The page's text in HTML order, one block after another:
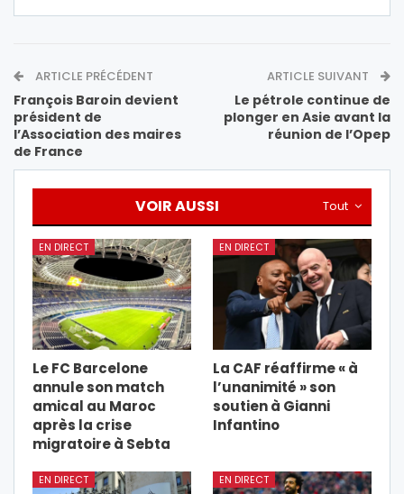
ARTICLE PRÉCÉDENT
François Baroin devient
président de
l’Association des maires
de France
ARTICLE SUIVANT
Le pétrole continue de
plonger en Asie avant la
réunion de l’Opep
Tout
VOIR AUSSI
EN DIRECT
Le FC Barcelone
annule son match
amical au Maroc
après la crise
migratoire à Sebta
EN DIRECT
La CAF réaffirme « à
l’unanimité » son
soutien à Gianni
Infantino
EN DIRECT EN DIRECT